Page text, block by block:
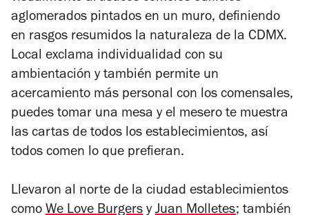
aglomerados pintados en un muro, definiendo
en rasgos resumidos la naturaleza de la CDMX.
Local exclama individualidad con su
ambientación y también permite un
acercamiento más personal con los comensales,
puedes tomar una mesa y el mesero te muestra
las cartas de todos los establecimientos, así
todos comen lo que prefieran.
Llevaron al norte de la ciudad establecimientos
como We Love Burgers y Juan Molletes; también